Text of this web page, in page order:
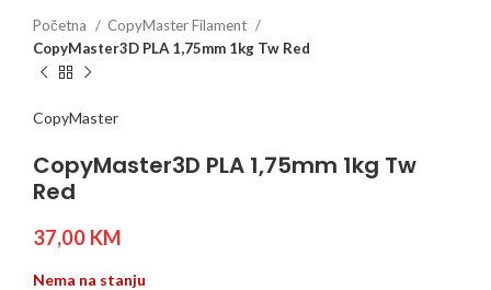
Početna
CopyMaster Filament
CopyMaster3D PLA 1,75mm 1kg Tw Red
CopyMaster
CopyMaster3D PLA 1,75mm 1kg Tw
Red
37,00 KM
Nema na stanju